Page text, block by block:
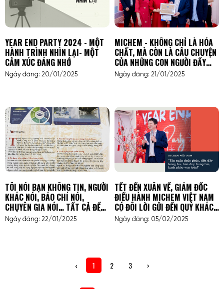
YEAR END PARTY 2024 - MỘT
HÀNH TRÌNH NHÌN LẠI- MỘT
CẢM XÚC ĐÁNG NHỚ
Ngày đăng: 20/01/2025
MICHEM - KHÔNG CHỈ LÀ HÓA
CHẤT, MÀ CÒN LÀ CÂU CHUYỆN
CỦA NHỮNG CON NGƯỜI ĐẦY
CẢM HỨNG
Ngày đăng: 21/01/2025
TÔI NÓI BẠN KHÔNG TIN, NGƯỜI
KHÁC NÓI, BÁO CHÍ NÓI,
CHUYÊN GIA NÓI… TẤT CẢ ĐỀU
KHẲNG ĐỊNH: MICHEM LÀ ĐỐI
Ngày đăng: 22/01/2025
TẾT ĐẾN XUÂN VỀ, GIÁM ĐỐC
ĐIỀU HÀNH MICHEM VIỆT NAM
CÓ ĐÔI LỜI GỬI ĐẾN QUÝ KHÁCH
HÀNG
Ngày đăng: 05/02/2025
‹ 1 2 3 ›